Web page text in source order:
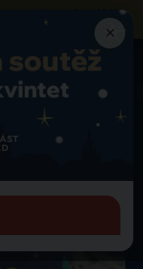
na akci „Vánoce Brno 2026“
podniky
pytlíčky 2025
×